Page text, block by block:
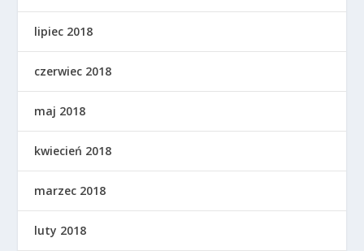
lipiec 2018
czerwiec 2018
maj 2018
kwiecień 2018
marzec 2018
luty 2018